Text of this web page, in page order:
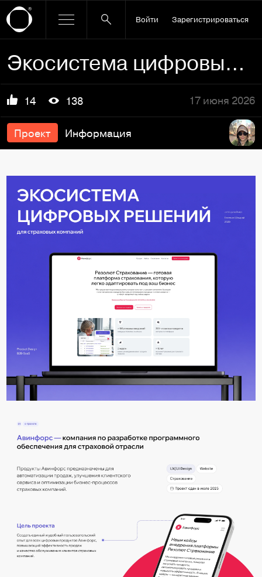
Войти Зарегистрироваться
Экосистема цифровых решений для страховых компаний
14 138 17 июня 2026
Проект Информация